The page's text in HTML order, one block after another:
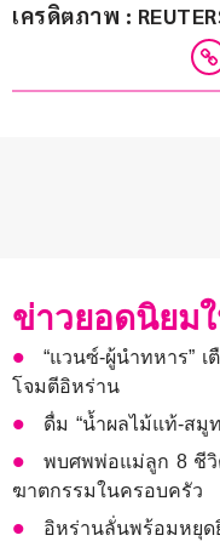
เครดิตภาพ :
ข่าวยอดนิยม
“แวนซ์-ผู้นำทหาร”
โจมตีอิหร่าน
ดื่ม “น้ำผลไม้แท้-สมู
พบศพพ่อแม่ลูก 8 ชีวิ
ฆาตกรรมในครอบครัว
อิหร่านลั่นพร้อมหยุด